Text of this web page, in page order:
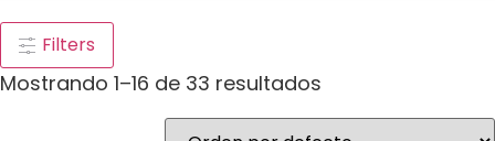
Filters
Mostrando 1–16 de 33 resultados